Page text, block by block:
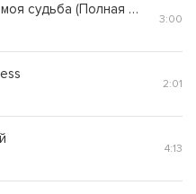
Ты мое чудо моя судьба (Полная Версия)
3:00
2:01
4:13